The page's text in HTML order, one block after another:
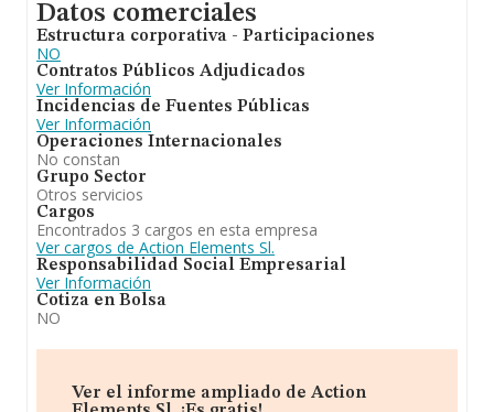
Datos comerciales
Estructura corporativa - Participaciones
NO
Contratos Públicos Adjudicados
Ver Información
Incidencias de Fuentes Públicas
Ver Información
Operaciones Internacionales
No constan
Grupo Sector
Otros servicios
Cargos
Encontrados 3 cargos en esta empresa
Ver cargos de Action Elements Sl.
Responsabilidad Social Empresarial
Ver Información
Cotiza en Bolsa
NO
Ver el informe ampliado de Action